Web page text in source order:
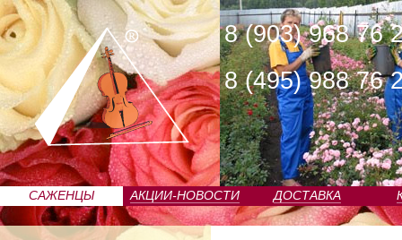
8 (903) 968 76
8 (495) 988 76
САЖЕНЦЫ
ПИТОМНИКА
АКЦИИ-НОВОСТИ ДОСТАВКА